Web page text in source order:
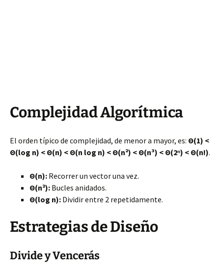
Complejidad Algorítmica
El orden típico de complejidad, de menor a mayor, es: Θ(1) <
Θ(log n) < Θ(n) < Θ(n log n) < Θ(n²) < Θ(n³) < Θ(2ⁿ) < Θ(n!).
Θ(n): Recorrer un vector una vez.
Θ(n²): Bucles anidados.
Θ(log n): Dividir entre 2 repetidamente.
Estrategias de Diseño
Divide y Vencerás